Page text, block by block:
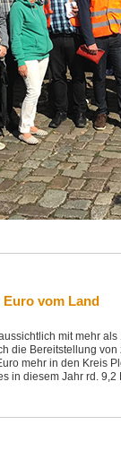
Euro vom Land
mit mehr
die Bereitstellung
mehr in den Kreis
in diesem Jahr rd.